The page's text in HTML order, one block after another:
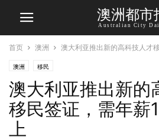
澳洲都市
Australian City
首页 澳洲 澳大利亚推出新的高科技人才
澳洲 移民
澳大利亚推出新的
移民签证，需年薪
上